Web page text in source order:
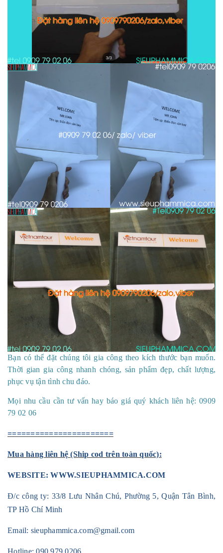
Bạn có thể đặt chúng tôi gia công theo kích thước bạn muốn.
Thời gian gia công nhanh chóng, sản phẩm đẹp, chất lượng,
phục vụ tận tình chu đáo.
Mọi nhu cầu cần tư vấn hay báo giá quý khách liên hệ: 0909
79 02 06
=======================
Mua hàng liên hệ (Ship cod trên toàn quốc):
WEBSITE:WWW.SIEUPHAMMICA.COM
Đ/c công ty: 33/8 Lưu Nhân Chú, Phường 5, Quận Tân Bình,
TP Hồ Chí Minh
Email: sieuphammica.com@gmail.com